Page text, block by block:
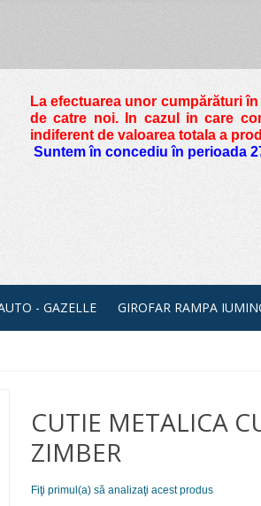
La efectuarea unor cumpărături
de catre noi. In cazul in care
indiferent de valoarea totala a
Suntem în concediu în perioada
- GAZELLE GIROFAR RAMPA
CUTIE METALICA
ZIMBER
Fiţi primul(a) să analizaţi acest produs